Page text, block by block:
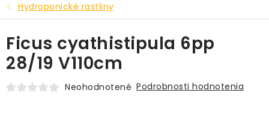
SUBSTRÁTY A PRÍSLUŠENSTVO
SERVIS INTERIÉROVEJ ZELENE
MACHY
Hydroponické rastliny
Ficus cyathistipula 6pp
28/19 V110cm
Neohodnotené Podrobnosti hodnotenia